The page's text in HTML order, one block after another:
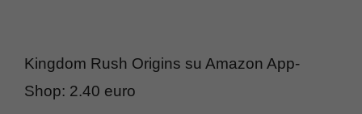
Kingdom Rush Origins su Amazon App-
Shop: 2.40 euro